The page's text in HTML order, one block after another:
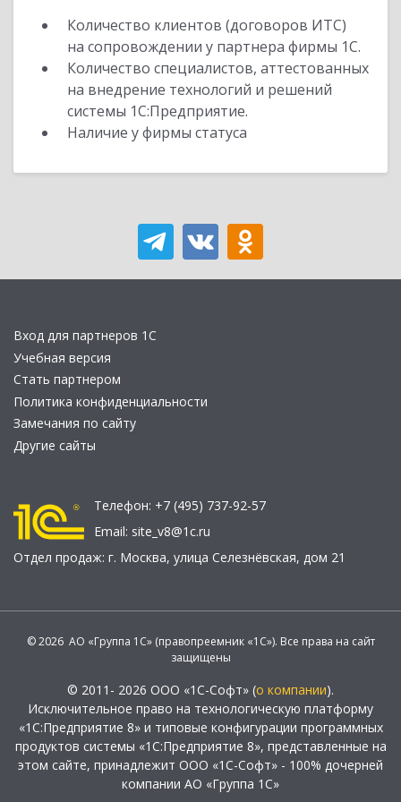
Количество клиентов (договоров ИТС)
на сопровождении у партнера фирмы 1С.
Количество специалистов, аттестованных
на внедрение технологий и решений
системы 1С:Предприятие.
Наличие у фирмы статуса
Вход для партнеров 1С
Учебная версия
Стать партнером
Политика конфиденциальности
Замечания по сайту
Другие сайты
Телефон: +7 (495) 737-92-57
Email: site_v8@1c.ru
Отдел продаж: г. Москва, улица Селезнёвская, дом 21
© 2026 АО «Группа 1С» (правопреемник «1С»). Все права на сайт
защищены
© 2011- 2026 ООО «1С-Софт» (о компании).
Исключительное право на технологическую платформу
«1С:Предприятие 8» и типовые конфигурации программных
продуктов системы «1С:Предприятие 8», представленные на
этом сайте, принадлежит ООО «1С-Софт» - 100% дочерней
компании АО «Группа 1С»